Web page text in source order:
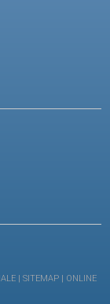
| SITEMAP| ONLINE